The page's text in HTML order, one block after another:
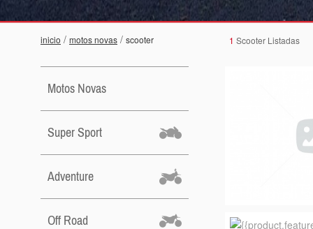
inicio / motos novas / scooter
Motos Novas
Super Sport
Adventure
Off Road
1 Scooter Listadas